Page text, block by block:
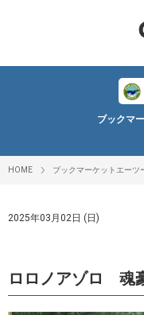
ブックマ
HOME ブックマーケットエーツ
2025年03月02日 (日)
ロロノアゾロ 魂